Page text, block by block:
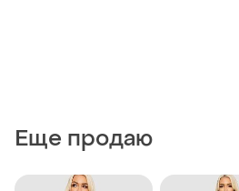
Еще продаю